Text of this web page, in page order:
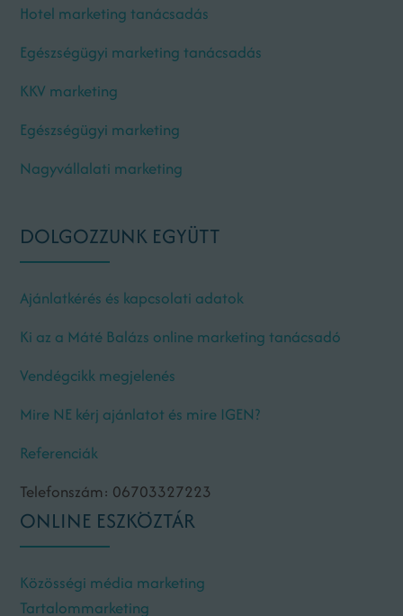
Hotel marketing tanácsadás
Egészségügyi marketing tanácsadás
KKV marketing
Egészségügyi marketing
Nagyvállalati marketing
DOLGOZZUNK EGYÜTT
Ajánlatkérés és kapcsolati adatok
Ki az a Máté Balázs online marketing tanácsadó
Vendégcikk megjelenés
Mire NE kérj ajánlatot és mire IGEN?
Referenciák
Telefonszám: 06703327223
ONLINE ESZKÖZTÁR
Közösségi média marketing
Tartalommarketing